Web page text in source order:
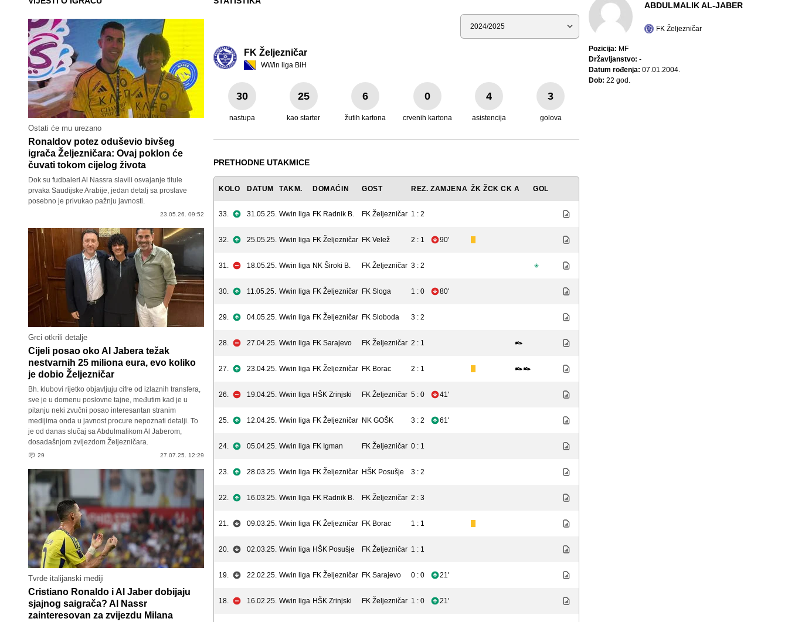
Ostati će mu urezano
Ronaldov potez oduševio bivšeg
igrača Željezničara: Ovaj poklon će
čuvati tokom cijelog života
Dok su fudbaleri Al Nassra slavili osvajanje titule
prvaka Saudijske Arabije, jedan detalj sa proslave
posebno je privukao pažnju javnosti.
23.05.26. 09:52
Grci otkrili detalje
Cijeli posao oko Al Jabera težak
nestvarnih 25 miliona eura, evo koliko
je dobio Željezničar
Bh. klubovi rijetko objavljuju cifre od izlaznih transfera,
sve je u domenu poslovne tajne, međutim kad je u
pitanju neki zvučni posao interesantan stranim
medijima onda u javnost procure nepoznati detalji. To
je od danas slučaj sa Abdulmalikom Al Jaberom,
dosadašnjom zvijezdom Željezničara.
29 27.07.25. 12:29
Tvrde italijanski mediji
Cristiano Ronaldo i Al Jaber dobijaju
sjajnog saigrača? Al Nassr
zainteresovan za zvijezdu Milana
Sezona
FK Željezničar
WWin liga BiH
30
nastupa
25
kao starter
6
žutih kartona
0
crvenih kartona
4
asistencija
3
golova
PRETHODNE UTAKMICE
KOLO DATUM TAKM. DOMAĆIN GOST REZ. ZAMJENA ŽK ŽCK CK A GOL
33. 31.05.25. Wwin liga FK Radnik B. FK Željezničar 1 : 2
32. 25.05.25. Wwin liga FK Željezničar FK Velež 2 : 1 90'
31. 18.05.25. Wwin liga NK Široki B. FK Željezničar 3 : 2
30. 11.05.25. Wwin liga FK Željezničar FK Sloga 1 : 0 80'
29. 04.05.25. Wwin liga FK Željezničar FK Sloboda 3 : 2
28. 27.04.25. Wwin liga FK Sarajevo FK Željezničar 2 : 1
27. 23.04.25. Wwin liga FK Željezničar FK Borac 2 : 1
26. 19.04.25. Wwin liga HŠK Zrinjski FK Željezničar 5 : 0 41'
25. 12.04.25. Wwin liga FK Željezničar NK GOŠK 3 : 2 61'
24. 05.04.25. Wwin liga FK Igman FK Željezničar 0 : 1
23. 28.03.25. Wwin liga FK Željezničar HŠK Posušje 3 : 2
22. 16.03.25. Wwin liga FK Radnik B. FK Željezničar 2 : 3
21. 09.03.25. Wwin liga FK Željezničar FK Borac 1 : 1
20. 02.03.25. Wwin liga HŠK Posušje FK Željezničar 1 : 1
19. 22.02.25. Wwin liga FK Željezničar FK Sarajevo 0 : 0 21'
18. 16.02.25. Wwin liga HŠK Zrinjski FK Željezničar 1 : 0 21'
ABDULMALIK AL-JABER
FK Željezničar
Pozicija: MF
Državljanstvo: -
Datum rođenja: 07.01.2004.
Dob: 22 god.